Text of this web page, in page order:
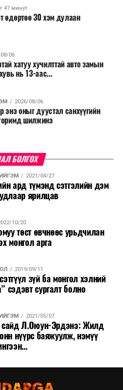
47 минут
өдөртөө 30 хэм дулаан
06
хатуу хучилттай авто замын
нь 13-аас...
2026/08/06
энэ оныг дуустал санхүүгийн
шилжинэ
БОЛГОХ
2021/04/27
ард түмэнд сэтгэлийн дэм
ярилцав
10/20
төст өвчнөөс урьдчилан
монгол арга
2019/09/11
зүй ба монгол хэлний
сэдэвт сургалт болно
2021/05/07
сайд Л.Оюун-Эрдэнэ: Жилд
нүүрс баяжуулж, нэмүү